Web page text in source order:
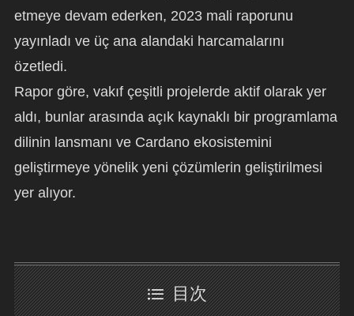
etmeye devam ederken, 2023 mali raporunu
yayınladı ve üç ana alandaki harcamalarını
özetledi.
Rapor göre, vakıf çeşitli projelerde aktif olarak yer
aldı, bunlar arasında açık kaynaklı bir programlama
dilinin lansmanı ve Cardano ekosistemini
geliştirmeye yönelik yeni çözümlerin geliştirilmesi
yer alıyor.
目次